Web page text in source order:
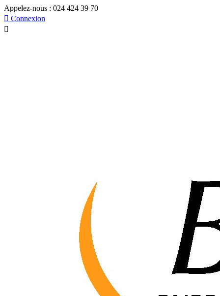
Appelez-nous : 024 424 39 70
 Connexion
